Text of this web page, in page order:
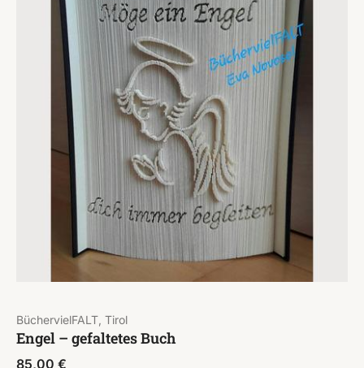
BüchervielFALT, Tirol
Engel – gefaltetes Buch
85,00 €